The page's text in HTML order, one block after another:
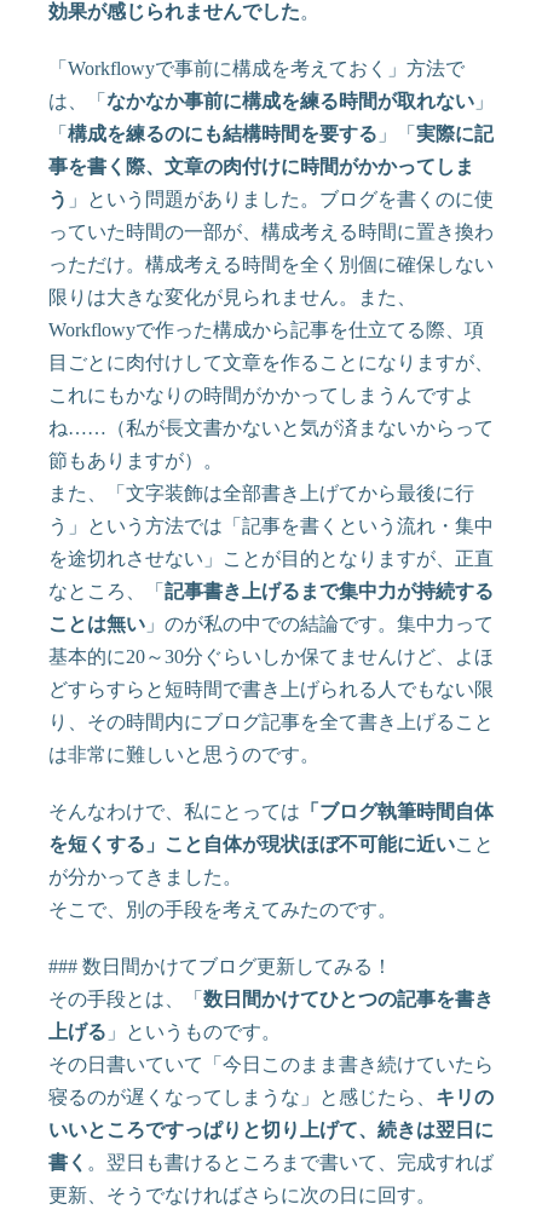
効果が感じられませんでした。
「Workflowyで事前に構成を考えておく」方法で
は、「 なかなか事前に構成を練る時間が取れない 」
「 構成を練るのにも結構時間を要する 」「 実際に記
事を書く際、文章の肉付けに時間がかかってしま
う 」という問題がありました。ブログを書くのに使
っていた時間の一部が、構成考える時間に置き換わ
っただけ。構成考える時間を全く別個に確保しない
限りは大きな変化が見られません。また、
Workflowyで作った構成から記事を仕立てる際、項
目ごとに肉付けして文章を作ることになりますが、
これにもかなりの時間がかかってしまうんですよ
ね……（私が長文書かないと気が済まないからって
節もありますが）。
また、「文字装飾は全部書き上げてから最後に行
う」という方法では「記事を書くという流れ・集中
を途切れさせない」ことが目的となりますが、正直
なところ、「 記事書き上げるまで集中力が持続する
ことは無い 」のが私の中での結論です。集中力って
基本的に20～30分ぐらいしか保てませんけど、よほ
どすらすらと短時間で書き上げられる人でもない限
り、その時間内にブログ記事を全て書き上げること
は非常に難しいと思うのです。
そんなわけで、私にとっては 「ブログ執筆時間自体
を短くする」こと自体が現状ほぼ不可能に近いこと
が分かってきました。
そこで、別の手段を考えてみたのです。
### 数日間かけてブログ更新してみる！
その手段とは、「 数日間かけてひとつの記事を書き
上げる 」というものです。
その日書いていて「今日このまま書き続けていたら
寝るのが遅くなってしまうな」と感じたら、 キリの
いいところですっぱりと切り上げて、続きは翌日に
書く 。翌日も書けるところまで書いて、完成すれば
更新、そうでなければさらに次の日に回す。